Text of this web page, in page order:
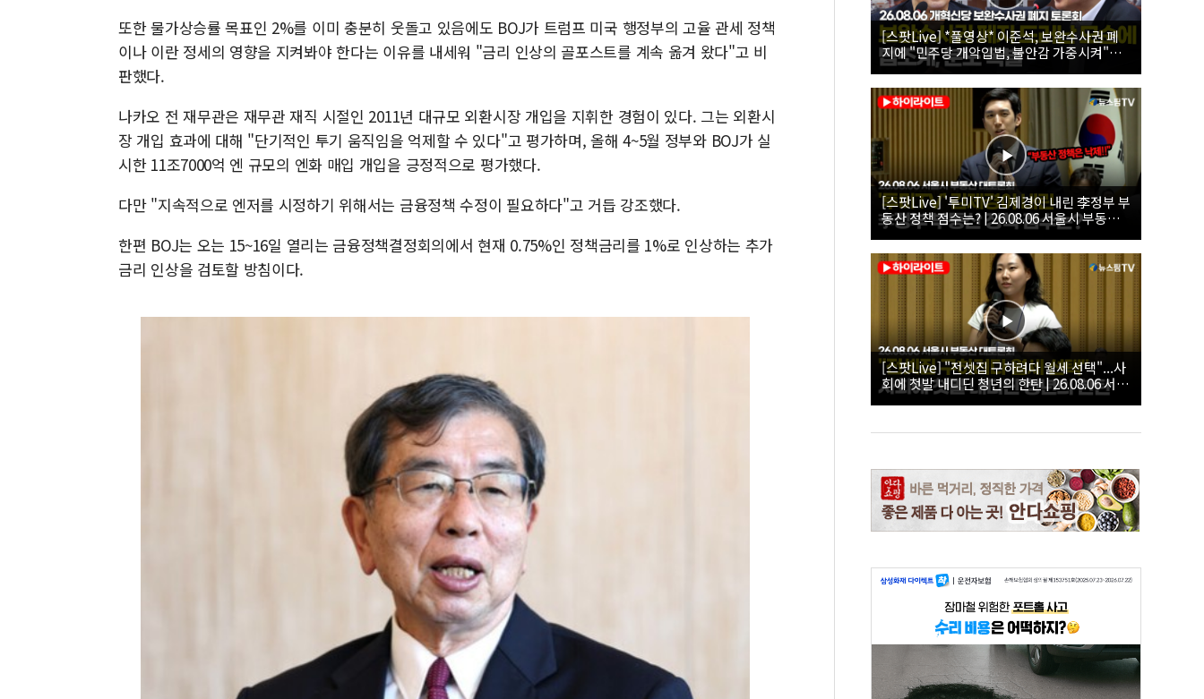
또한 물가상승률 목표인 2%를 이미 충분히 웃돌고 있음에도 BOJ가 트럼프 미국 행정부의 고율 관세 정책
이나 이란 정세의 영향을 지켜봐야 한다는 이유를 내세워 "금리 인상의 골포스트를 계속 옮겨 왔다"고 비
판했다.
나카오 전 재무관은 재무관 재직 시절인 2011년 대규모 외환시장 개입을 지휘한 경험이 있다. 그는 외환시
장 개입 효과에 대해 "단기적인 투기 움직임을 억제할 수 있다"고 평가하며, 올해 4~5월 정부와 BOJ가 실
시한 11조7000억 엔 규모의 엔화 매입 개입을 긍정적으로 평가했다.
다만 "지속적으로 엔저를 시정하기 위해서는 금융정책 수정이 필요하다"고 거듭 강조했다.
한편 BOJ는 오는 15~16일 열리는 금융정책결정회의에서 현재 0.75%인 정책금리를 1%로 인상하는 추가
금리 인상을 검토할 방침이다.
[스팟Live] *풀영상* 이준석, 보완수사권 폐
지에 "민주당 개악입법, 불안감 가중시켜"｜
26.08.06 개혁신당 보완수사권 폐지 토론회
[스팟Live] '투미TV' 김제경이 내린 李정부 부
동산 정책 점수는? | 26.08.06 서울시 부동산
대토론회
[스팟Live] "전셋집 구하려다 월세 선택"...사
회에 첫발 내디딘 청년의 한탄 | 26.08.06 서울
시 부동산 대토론회